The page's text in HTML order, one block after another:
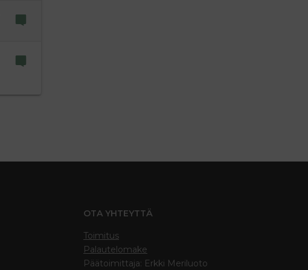
OTA YHTEYTTÄ
Toimitus
Palautelomake
Päätoimittaja: Erkki Meriluoto